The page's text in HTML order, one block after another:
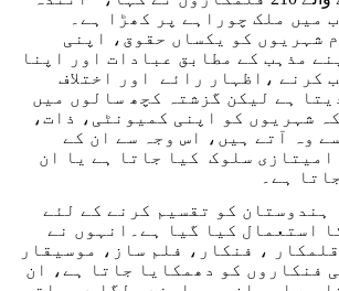
میں ملک چوراہے پر کھڑا ہے۔
شہریوں کو یکساں حقوق، اپنی
مذہب کے مطابق عبادات اور اپنا
کرنے ،اظہار رائے اور اختلاف
ہے لیکن گزشتہ کچھ سالوں میں
شہریوں کو اپنی کمیونٹی، ذات،
وہ آتے ہیں، اس وجہ سے ان کے
سلوک کیا جاتا ہے یا ان
ہندوستان کو تقسیم کرنے کے لئے
استعمال کیا گیا ہے۔انہوں نے
، فنکار، فلم ساز، موسیقار
فنکاروں کو دھمکایا جاتا ہے، ان